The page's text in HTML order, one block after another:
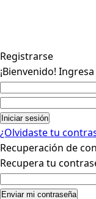
Registrarse
¡Bienvenido!
¿Olvidaste tu
Recuperación de
Recupera tu